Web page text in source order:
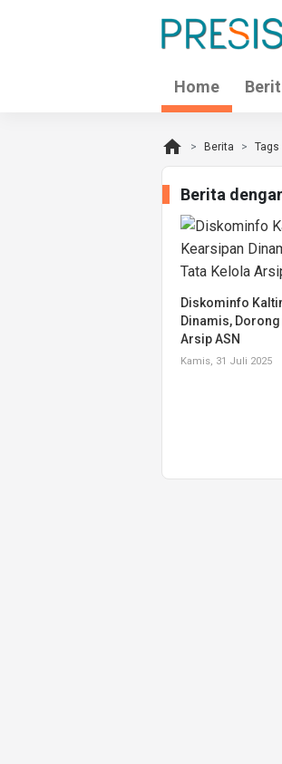
Home
home Berita Tags
Berita
Diskominfo
Dinamis,
Arsip ASN
Kamis, 31 Juli 2025